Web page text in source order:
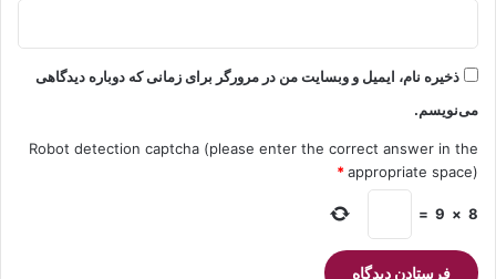
ذخیره نام، ایمیل و وبسایت من در مرورگر برای زمانی که دوباره دیدگاهی
می‌نویسم.
Robot detection captcha (please enter the correct answer in the
appropriate space)
*
8
×
9
=